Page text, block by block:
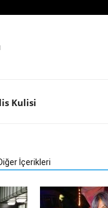
Kulisi
İçerikleri